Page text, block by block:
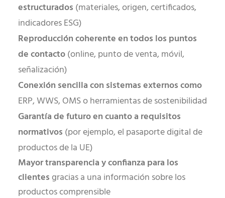
estructurados (materiales, origen, certificados,
indicadores ESG)
Reproducción coherente en todos los puntos
de contacto(online, punto de venta, móvil,
señalización)
Conexión sencilla con sistemas externos como
ERP, WWS, OMS o herramientas de sostenibilidad
Garantía de futuro en cuanto a requisitos
normativos (por ejemplo, el pasaporte digital de
productos de la UE)
Mayor transparencia y confianza para los
clientesgracias a una información sobre los
productos comprensible